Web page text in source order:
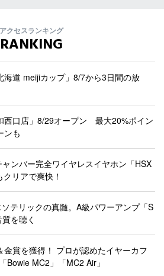
アクセスランキング
RANKING
海道 meijiカップ」8/7から3日間の放
西口店」8/29オープン 最大20%ポイン
ンも
ンバー完全ワイヤレスイヤホン「HSX
リアで爽快！
ソテリックの真髄。A級パワーアンプ「S
を聴く
金賞を獲得！ プロが認めたイヤーカフ
Bowie MC2」「MC2 Air」